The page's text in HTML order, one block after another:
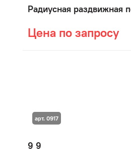
Радиусная раздвижная
Цена по запросу
9 9
арт. 0917